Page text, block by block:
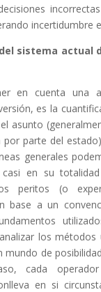
incertidumbre
sistema actual
en cuenta una
es la
asunto
por parte del
generales
casi en su
peritos (o
base a un
los métodos
mundo de
cada
en si